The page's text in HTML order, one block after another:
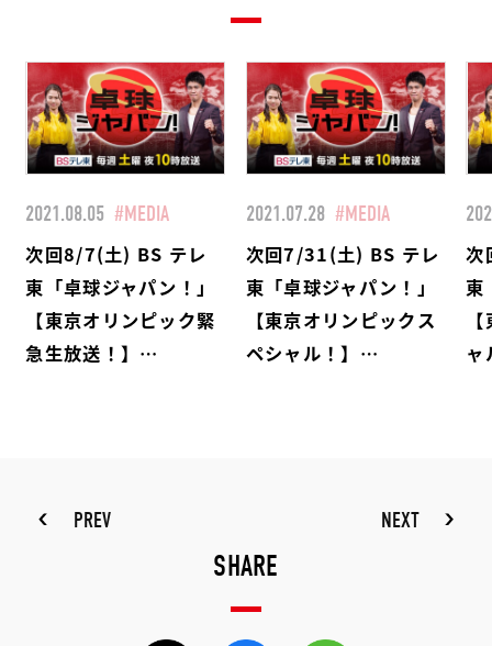
2021.08.05 #MEDIA
次回8/7(土) BS テレ
東「卓球ジャパン！」
【東京オリンピック緊
急生放送！】…
2021.07.28 #MEDIA
次回7/31(土) BS テレ
東「卓球ジャパン！」
【東京オリンピックス
ペシャル！】…
次
東
PREV NEXT
SHARE